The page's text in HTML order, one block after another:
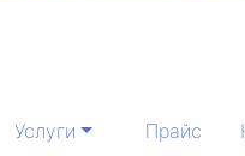
Услуги Прайс